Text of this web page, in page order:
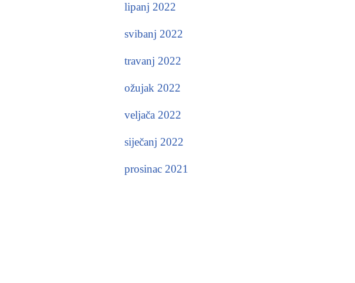
lipanj 2022
svibanj 2022
travanj 2022
ožujak 2022
veljača 2022
siječanj 2022
prosinac 2021